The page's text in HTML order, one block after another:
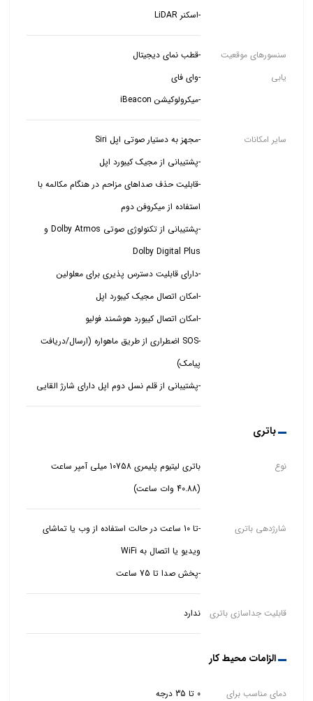
-اسکنر LiDAR
سنسورهای موقعیت
یابی
-وای فای
-میکرولوکیشن iBeacon
سایر امکانات
-قابلیت حذف صداهای مزاحم در هنگام مکالمه با
استفاده از میکروفن دوم
-پشتیبانی از تکنولوژی صوتی Dolby Atmos و
Dolby Digital Plus
-دارای قابلیت دسترس پذیری برای معلولین
-SOS اضطراری از طریق ماهواره (ارسال/دریافت
پیامک)
-پشتیبانی از قلم نسل دوم اپل دارای شارژ القایی
باتری
نوع
باتری لیتیوم پلیمری 10758 میلی آمپر ساعت
(40.88 وات ساعت)
شارژدهی باتری
-تا 10 ساعت در حالت استفاده از وب یا تماشای
ویدیو یا اتصال به WiFi
-پخش صدا تا 75 ساعت
قابلیت جداسازی باتری ندارد
الزامات محیط کار
دمای مناسب برای
0 تا 35 درجه